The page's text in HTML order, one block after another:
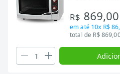
R$ 869,00
em até 10x R$
total de R$